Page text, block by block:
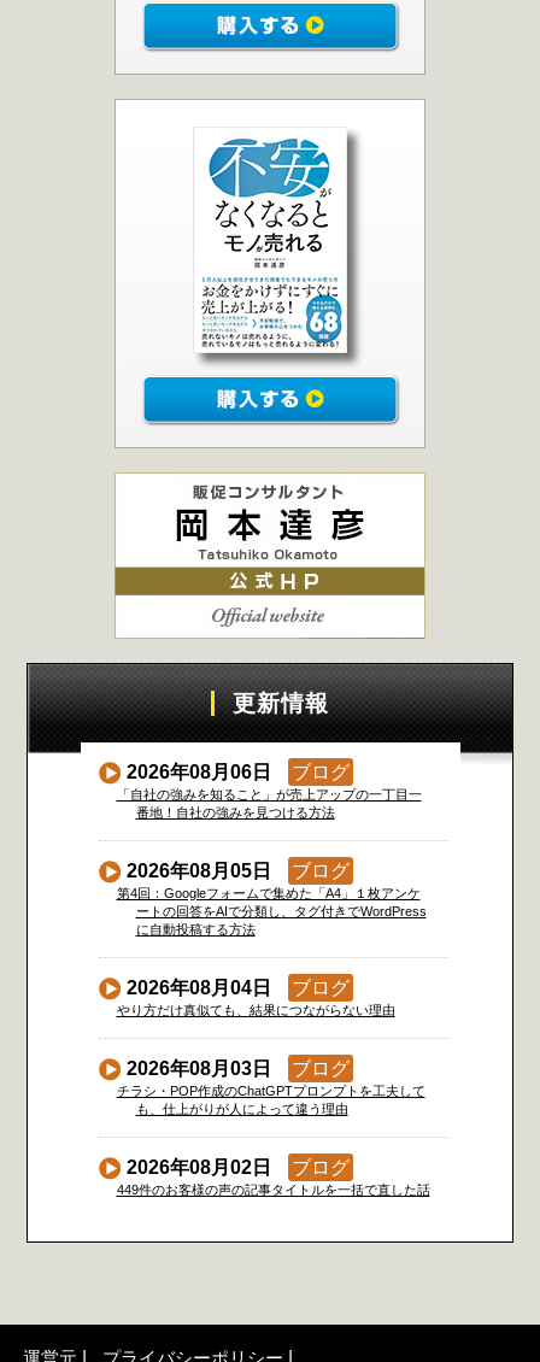
更新情報
2026年08月06日 ブログ
「自社の強みを知ること」が売上アップの一丁目一
番地！自社の強みを見つける方法
2026年08月05日 ブログ
第4回：Googleフォームで集めた「A4」１枚アンケ
ートの回答をAIで分類し、タグ付きでWordPress
に自動投稿する方法
2026年08月04日 ブログ
やり方だけ真似ても、結果につながらない理由
2026年08月03日 ブログ
チラシ・POP作成のChatGPTプロンプトを工夫して
も、仕上がりが人によって違う理由
2026年08月02日 ブログ
449件のお客様の声の記事タイトルを一括で直した話
運営元 プライバシーポリシー